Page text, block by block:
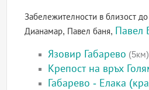
Забележителности в близост
Дианамар, Павел баня, Павел
Язовир Габарево (5км)
Крепост на връх
Габарево - Елака